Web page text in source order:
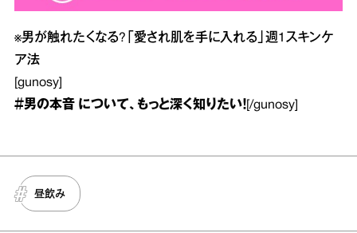
※男が触れたくなる?「愛され肌を手に入れる」週1スキンケ
ア法
[gunosy]
＃男の本音 について、もっと深く知りたい！ [/gunosy]
昼飲み